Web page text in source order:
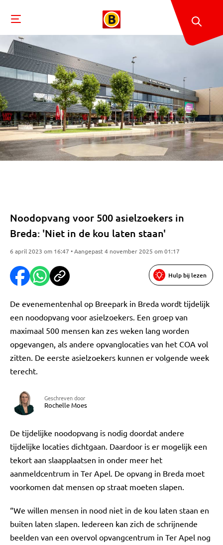
Noodopvang voor 500 asielzoekers in
Breda: 'Niet in de kou laten staan'
6 april 2023 om 16:47 • Aangepast 4 november 2025 om 01:17
Hulp bij lezen
De evenementenhal op Breepark in Breda wordt tijdelijk
een noodopvang voor asielzoekers. Een groep van
maximaal 500 mensen kan zes weken lang worden
opgevangen, als andere opvanglocaties van het COA vol
zitten. De eerste asielzoekers kunnen er volgende week
terecht.
Geschreven door
Rochelle Moes
De tijdelijke noodopvang is nodig doordat andere
tijdelijke locaties dichtgaan. Daardoor is er mogelijk een
tekort aan slaapplaatsen in onder meer het
aanmeldcentrum in Ter Apel. De opvang in Breda moet
voorkomen dat mensen op straat moeten slapen.
“We willen mensen in nood niet in de kou laten staan en
buiten laten slapen. Iedereen kan zich de schrijnende
beelden van een overvol opvangcentrum in Ter Apel nog